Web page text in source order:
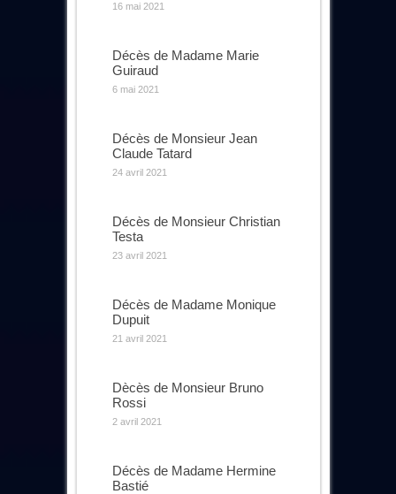
16 mai 2021
Décès de Madame Marie
Guiraud
6 mai 2021
Décès de Monsieur Jean
Claude Tatard
24 avril 2021
Décès de Monsieur Christian
Testa
23 avril 2021
Décès de Madame Monique
Dupuit
21 avril 2021
Dècès de Monsieur Bruno
Rossi
2 avril 2021
Décès de Madame Hermine
Bastié